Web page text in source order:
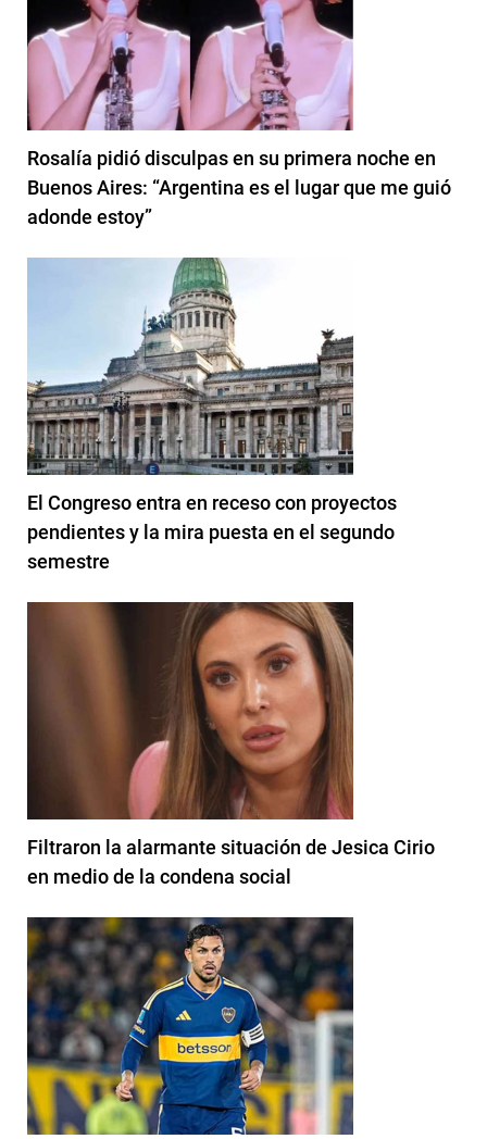
Rosalía pidió disculpas en su primera noche en
Buenos Aires: “Argentina es el lugar que me guió
adonde estoy”
El Congreso entra en receso con proyectos
pendientes y la mira puesta en el segundo
semestre
Filtraron la alarmante situación de Jesica Cirio
en medio de la condena social